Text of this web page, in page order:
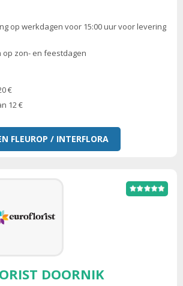
op werkdagen voor 15:00 uur voor levering
op zon- en feestdagen
€
12 €
FLEUROP / INTERFLORA
DOORNIK